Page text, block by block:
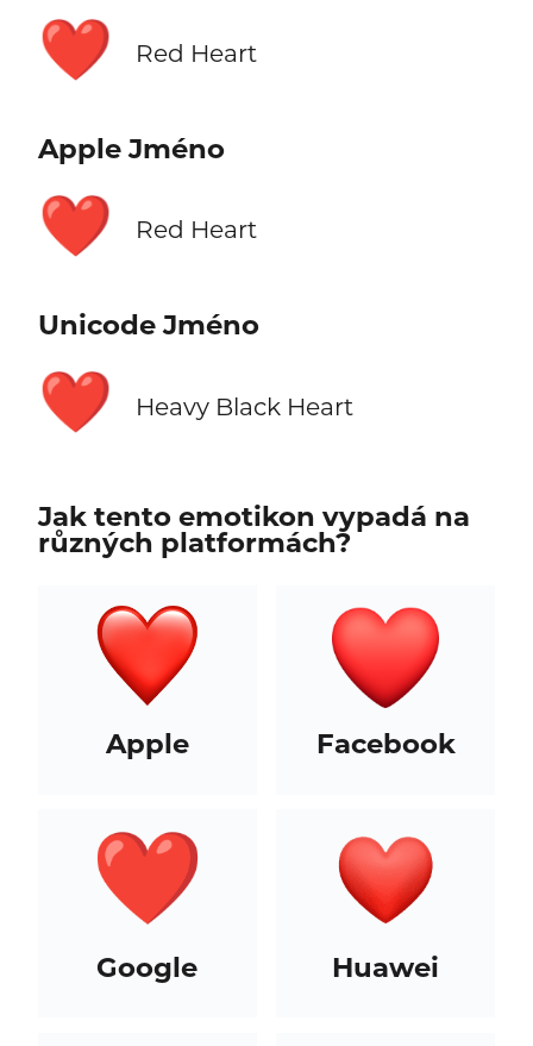
❤️ Red Heart
Apple Jméno
❤️ Red Heart
Unicode Jméno
❤️ Heavy Black Heart
Jak tento emotikon vypadá na
různých platformách?
Apple Facebook
Google Huawei